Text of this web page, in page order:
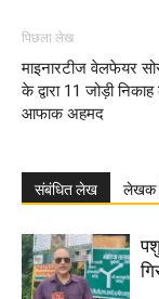
पिछला लेख
माइनारटीज वेलफेयर
के द्वारा 11 जोड़ी
आफाक अहमद
संबंधित लेख लेखक